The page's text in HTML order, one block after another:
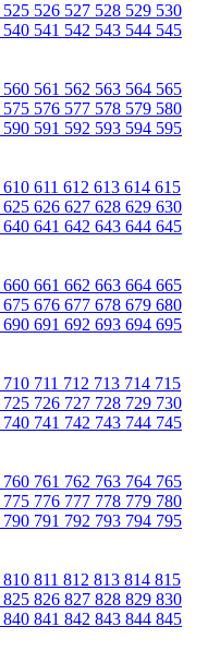
525 526 527 528 529 530
540 541 542 543 544 545
560 561 562 563 564 565
575 576 577 578 579 580
590 591 592 593 594 595
610 611 612 613 614 615
625 626 627 628 629 630
640 641 642 643 644 645
660 661 662 663 664 665
675 676 677 678 679 680
690 691 692 693 694 695
710 711 712 713 714 715
725 726 727 728 729 730
740 741 742 743 744 745
760 761 762 763 764 765
775 776 777 778 779 780
790 791 792 793 794 795
810 811 812 813 814 815
825 826 827 828 829 830
840 841 842 843 844 845